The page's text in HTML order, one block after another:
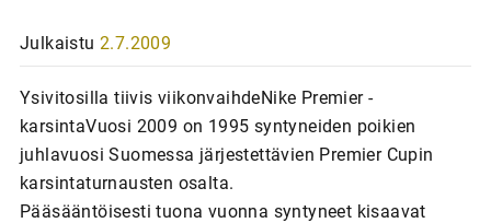
Julkaistu 2.7.2009
Ysivitosilla tiivis viikonvaihdeNike Premier -
karsintaVuosi 2009 on 1995 syntyneiden poikien
juhlavuosi Suomessa järjestettävien Premier Cupin
karsintaturnausten osalta.
Pääsääntöisesti tuona vuonna syntyneet kisaavat